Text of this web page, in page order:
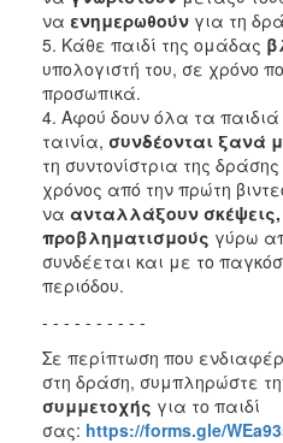
να ενημερωθούν για τη
5. Κάθε παιδί της ομάδας
υπολογιστή του, σε χρόνο
προσωπικά.
4. Αφού δουν όλα τα
ταινία, συνδέονται ξανά
τη συντονίστρια της
χρόνος από την πρώτη
να ανταλλάξουν
προβληματισμούς γύρω
συνδέεται και με το
περιόδου.
- - - - - - - - - -
Σε περίπτωση που
στη δράση, συμπληρώστε
συμμετοχής για το παιδί
σας: https://forms.gle/